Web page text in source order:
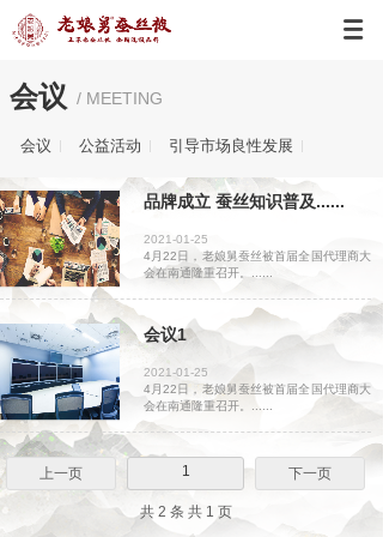
会议 / MEETING
会议 公益活动 引导市场良性发展
品牌成立 蚕丝知识普及......
2021-01-25
4月22日，老娘舅蚕丝被首届全国代理商大
会在南通隆重召开。......
会议1
2021-01-25
4月22日，老娘舅蚕丝被首届全国代理商大
会在南通隆重召开。......
上一页 1 下一页
共 2 条 共 1 页